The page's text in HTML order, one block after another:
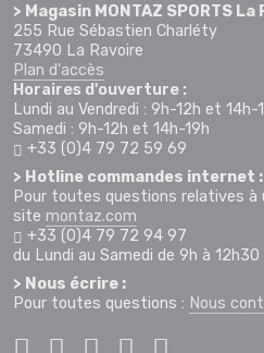
> Magasin MONTAZ SPORTS La
255 Rue Sébastien Charléty
73490 La Ravoire
Plan d'accès
Horaires d'ouverture :
Lundi au Vendredi : 9h-12h et 14h-
Samedi : 9h-12h et 14h-19h
+33 (0)4 79 72 59 69
> Hotline commandes internet :
Pour toutes questions relatives à
site montaz.com
+33 (0)4 79 72 94 97
du Lundi au Samedi de 9h à
> Nous écrire :
Pour toutes questions : Nous